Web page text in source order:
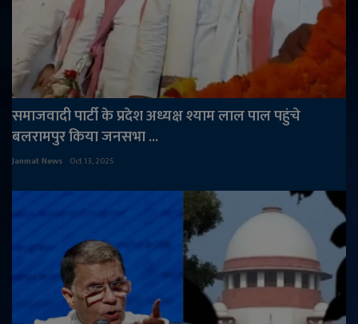
समाजवादी पार्टी के प्रदेश अध्यक्ष श्याम लाल पाल पहुंचे
बलरामपुर किया जनसभा ...
Janmat News Oct 13, 2025